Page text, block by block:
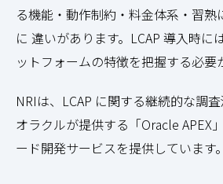
る機能・動作制約・料金体系・習
に 違いがあります。LCAP 導入時に
ットフォームの特徴を把握する必要
NRIは、LCAP に関する継続的な調査
オラクルが提供する「Oracle APEX
ード開発サービスを提供しています。